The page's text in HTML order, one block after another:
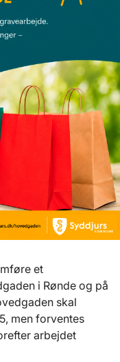
et
i Rønde og på
skal
men forventes
arbejdet